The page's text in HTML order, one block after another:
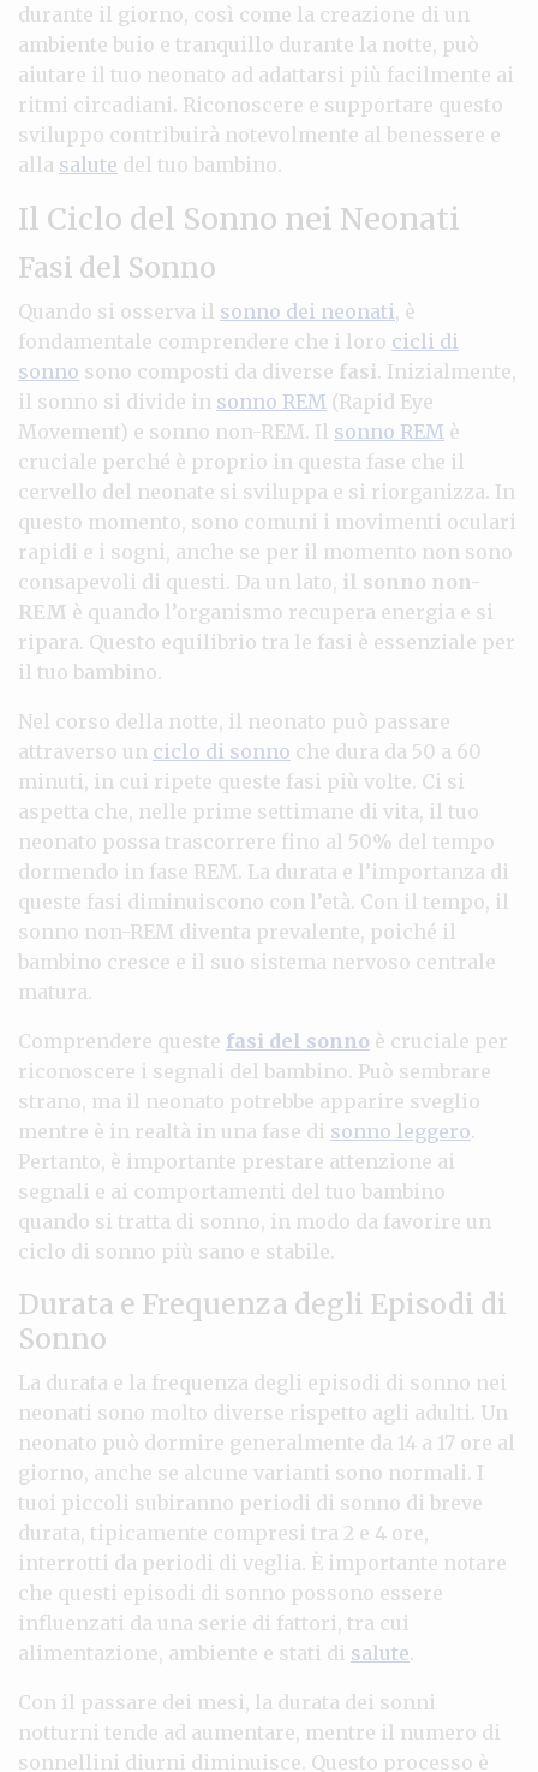
durante il giorno, così come la creazione di un
ambiente buio e tranquillo durante la notte, può
aiutare il tuo neonato ad adattarsi più facilmente ai
ritmi circadiani. Riconoscere e supportare questo
sviluppo contribuirà notevolmente al benessere e
alla salute del tuo bambino.
Il Ciclo del Sonno nei Neonati
Fasi del Sonno
Quando si osserva il sonno dei neonati, è
fondamentale comprendere che i loro cicli di
sonno sono composti da diverse fasi. Inizialmente,
il sonno si divide in sonno REM (Rapid Eye
Movement) e sonno non-REM. Il sonno REM è
cruciale perché è proprio in questa fase che il
cervello del neonate si sviluppa e si riorganizza. In
questo momento, sono comuni i movimenti oculari
rapidi e i sogni, anche se per il momento non sono
consapevoli di questi. Da un lato, il sonno non-
REM è quando l’organismo recupera energia e si
ripara. Questo equilibrio tra le fasi è essenziale per
il tuo bambino.
Nel corso della notte, il neonatо può passare
attraverso un ciclo di sonno che dura da 50 a 60
minuti, in cui ripete queste fasi più volte. Ci si
aspetta che, nelle prime settimane di vita, il tuo
neonato possa trascorrere fino al 50% del tempo
dormendo in fase REM. La durata e l’importanza di
queste fasi diminuiscono con l’età. Con il tempo, il
sonno non-REM diventa prevalente, poiché il
bambino cresce e il suo sistema nervoso centrale
matura.
Comprendere queste fasi del sonno è cruciale per
riconoscere i segnali del bambino. Può sembrare
strano, ma il neonato potrebbe apparire sveglio
mentre è in realtà in una fase di sonno leggero.
Pertanto, è importante prestare attenzione ai
segnali e ai comportamenti del tuo bambino
quando si tratta di sonno, in modo da favorire un
ciclo di sonno più sano e stabile.
Durata e Frequenza degli Episodi di
Sonno
La durata e la frequenza degli episodi di sonno nei
neonati sono molto diverse rispetto agli adulti. Un
neonato può dormire generalmente da 14 a 17 ore al
giorno, anche se alcune varianti sono normali. I
tuoi piccoli subiranno periodi di sonno di breve
durata, tipicamente compresi tra 2 e 4 ore,
interrotti da periodi di veglia. È importante notare
che questi episodi di sonno possono essere
influenzati da una serie di fattori, tra cui
alimentazione, ambiente e stati di salute.
Con il passare dei mesi, la durata dei sonni
notturni tende ad aumentare, mentre il numero di
sonnellini diurni diminuisce. Questo processo è